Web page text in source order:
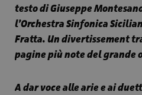
testo di Giuseppe
l’Orchestra Sinfonica
Fratta. Un divertissement
pagine più note del grande
A dar voce alle arie e ai